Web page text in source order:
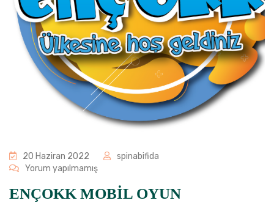
20 Haziran 2022
spinabifida
Yorum yapılmamış
ENÇOKK MOBİL OYUN